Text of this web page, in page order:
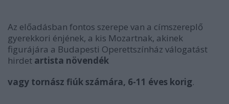
Az előadásban fontos szerepe van a címszereplő
gyerekkori énjének, a kis Mozartnak, akinek
figurájára a Budapesti Operettszínház válogatást
hirdet artista növendék
vagy tornász fiúk számára, 6-11 éves korig.